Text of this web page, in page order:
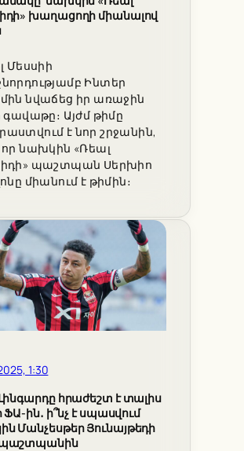
խաղացողի միանալով
Մեսսիի
Ինտեր
նվաճեց իր առաջին
գավաթը։ Այժմ թիմը
է նոր շրջանին,
նախկին «Ռեալ
պաշտպան Սերխիո
միանում է թիմին։
1:30
հրաժեշտ է տալիս
ՖԱ-ին․ ի՞նչ է սպասվում
Մանչեսթեր Յունայթեդի